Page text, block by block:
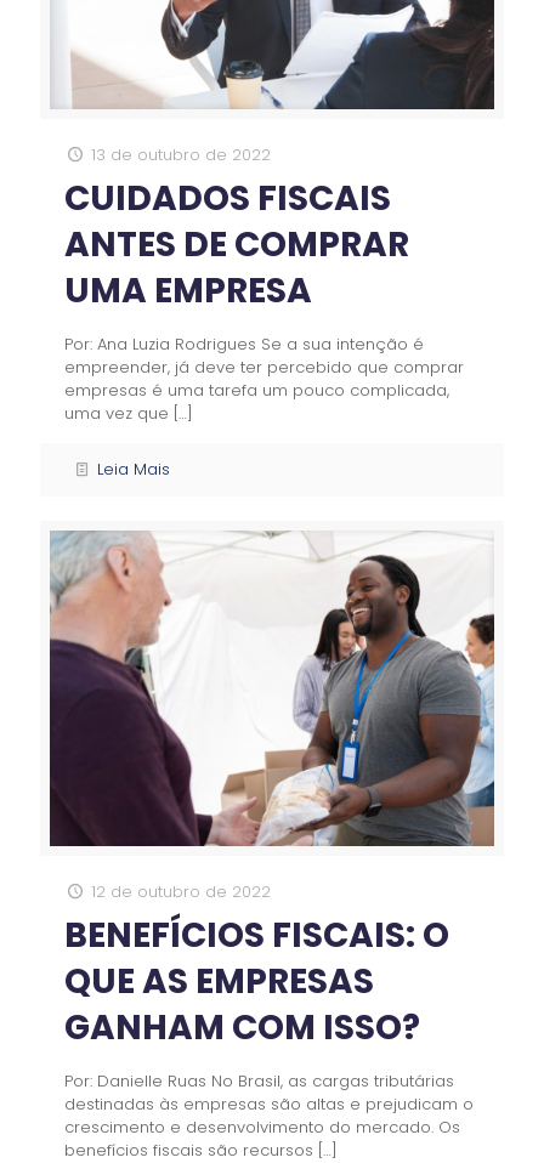
13 de outubro de 2022
CUIDADOS FISCAIS
ANTES DE COMPRAR
UMA EMPRESA
Por: Ana Luzia Rodrigues Se a sua intenção é
empreender, já deve ter percebido que comprar
empresas é uma tarefa um pouco complicada,
uma vez que […]
Leia Mais
12 de outubro de 2022
BENEFÍCIOS FISCAIS: O
QUE AS EMPRESAS
GANHAM COM ISSO?
Por: Danielle Ruas No Brasil, as cargas tributárias
destinadas às empresas são altas e prejudicam o
crescimento e desenvolvimento do mercado. Os
benefícios fiscais são recursos […]